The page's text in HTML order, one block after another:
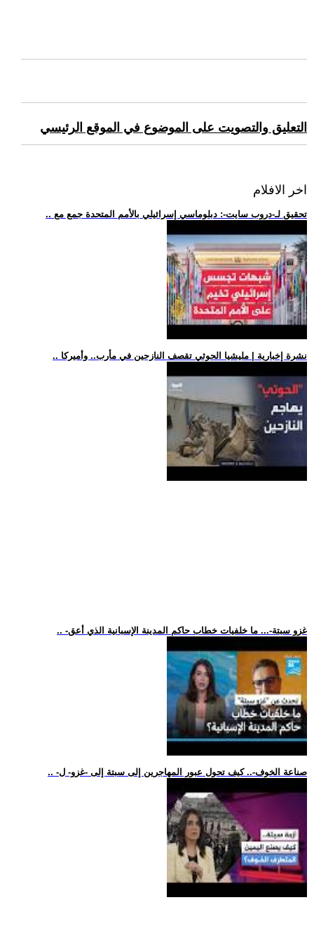
التعليق والتصويت على الموضوع في الموقع الرئيسي
اخر الافلام
.. تحقيق لـ-دروب سايت-: دبلوماسي إسرائيلي بالأمم المتحدة جمع مع
.. نشرة إخبارية | مليشيا الحوثي تقصف النازحين في مأرب.. وأميركا
.. -غزو سبتة-... ما خلفيات خطاب حاكم المدينة الإسبانية الذي أعق
.. -صناعة الخوف-.. كيف تحول عبور المهاجرين إلى سبتة إلى -غزو- ل